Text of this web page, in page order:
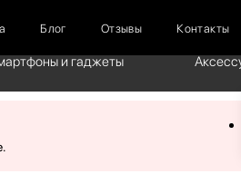
Блог Отзывы Контакты
и гаджеты